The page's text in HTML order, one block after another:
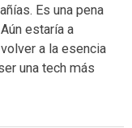
Es una pena
estaría a
a la esencia
una tech más